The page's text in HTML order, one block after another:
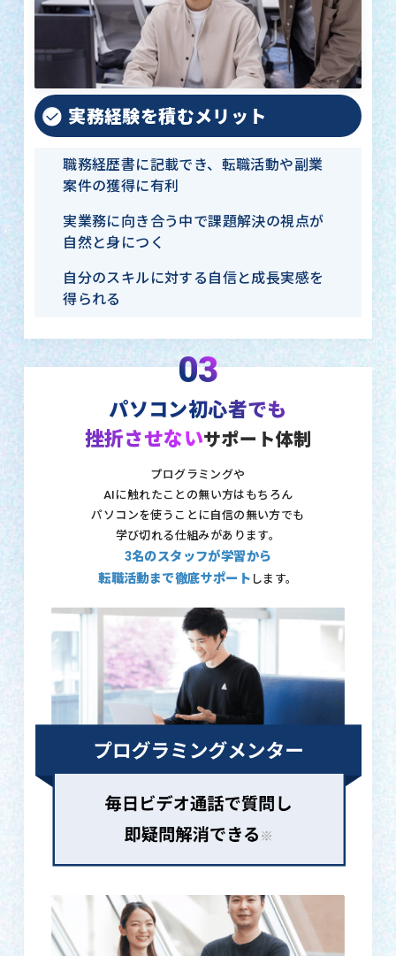
実務経験を積むメリット
職務経歴書に記載でき、転職活動や副業
案件の獲得に有利
実業務に向き合う中で課題解決の視点が
自然と身につく
自分のスキルに対する自信と成長実感を
得られる
03
パソコン初心者でも
挫折させないサポート体制
プログラミングや
AIに触れたことの無い方はもちろん
パソコンを使うことに自信の無い方でも
学び切れる仕組みがあります。
3名のスタッフが学習から
転職活動まで徹底サポート します。